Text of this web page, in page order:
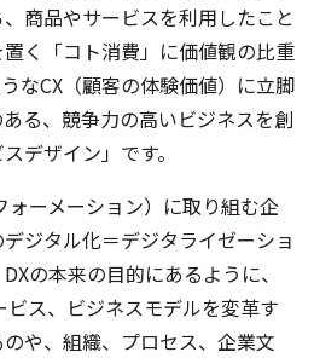
商品やサービスを利用したこと
く「コト消費」に価値観の比重
なCX（顧客の体験価値）に立脚
る、競争力の高いビジネスを創
デザイン」です。
ォーメーション）に取り組む企
ジタル化＝デジタライゼーショ
の本来の目的にあるように、
ビス、ビジネスモデルを変革す
や、組織、プロセス、企業文